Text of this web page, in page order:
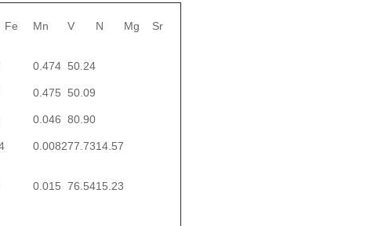
Fe Mn V N Mg Sr
0.474 50.24
0.475 50.09
0.046 80.90
0.008277.7314.57
0.015 76.5415.23